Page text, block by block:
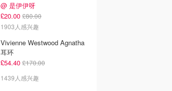
@ 是伊伊呀
£20.00 £80.00
1903人感兴趣
Vivienne Westwood Agnatha
耳环
£54.40 £170.00
1439人感兴趣